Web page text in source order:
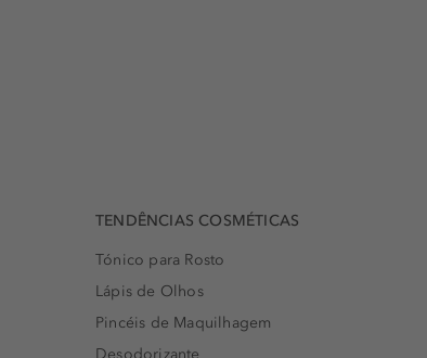
TENDÊNCIAS COSMÉTICAS
Tónico para Rosto
Lápis de Olhos
Pincéis de Maquilhagem